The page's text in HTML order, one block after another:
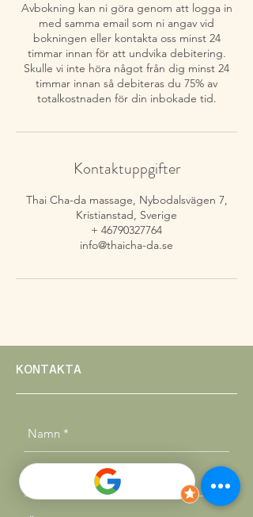
Avbokning kan ni göra genom att logga in
med samma email som ni angav vid
bokningen eller kontakta oss minst 24
timmar innan för att undvika debitering.
Skulle vi inte höra något från dig minst 24
timmar innan så debiteras du 75% av
totalkostnaden för din inbokade tid.
Kontaktuppgifter
Thai Cha-da massage, Nybodalsvägen 7,
Kristianstad, Sverige
+ 46790327764
info@thaicha-da.se
KONTAKTA